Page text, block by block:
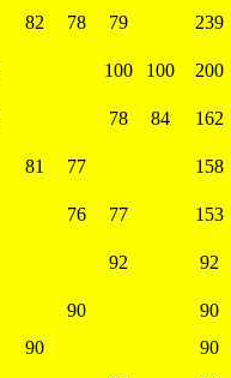
82 78 79
239
100 100
200
78 84
162
81 77
158
76 77
153
92
92
90
90
90
90